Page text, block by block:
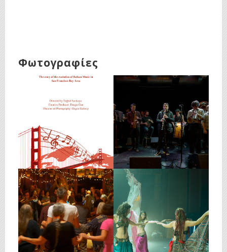
Φωτογραφίες